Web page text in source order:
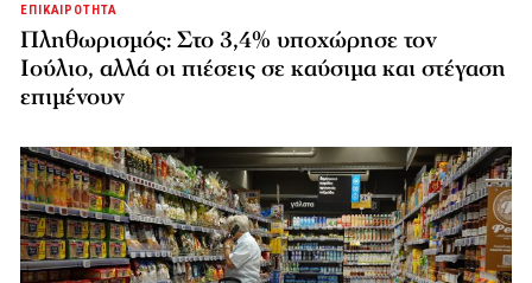
ΕΠΙΚΑΙΡΟΤΗΤΑ
Πληθωρισμός: Στο 3,4% υποχώρησε τον
Ιούλιο, αλλά οι πιέσεις σε καύσιμα και στέγαση
επιμένουν